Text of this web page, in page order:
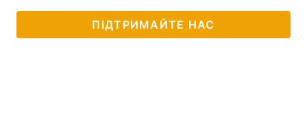
ПІДТРИМАЙТЕ НАС